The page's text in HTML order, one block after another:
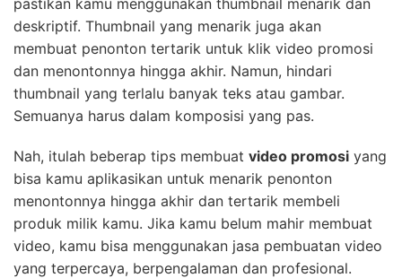
deskriptif. Thumbnail yang menarik juga akan
membuat penonton tertarik untuk klik video promosi
dan menontonnya hingga akhir. Namun, hindari
thumbnail yang terlalu banyak teks atau gambar.
Semuanya harus dalam komposisi yang pas.
Nah, itulah beberap tips membuat video promosi yang
bisa kamu aplikasikan untuk menarik penonton
menontonnya hingga akhir dan tertarik membeli
produk milik kamu. Jika kamu belum mahir membuat
video, kamu bisa menggunakan jasa pembuatan video
yang terpercaya, berpengalaman dan profesional.